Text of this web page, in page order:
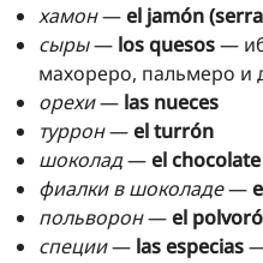
хамон—el jamón
сыры— los quesos—
махореро, пальмеро и
орехи— las nueces
туррон—el turrón
шоколад—el chocolate
фиалки в шоколаде—
польворон—el
специи— las especias